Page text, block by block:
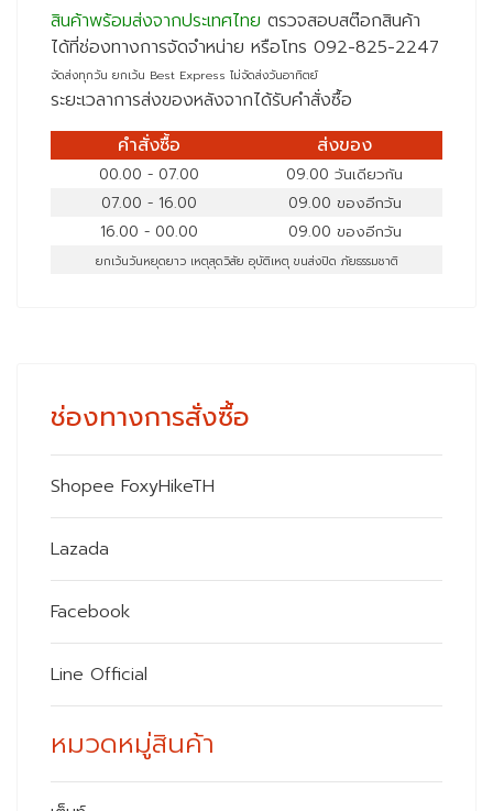
สินค้าพร้อมส่งจากประเทศไทย ตรวจสอบสต๊อกสินค้า
ได้ที่ช่องทางการจัดจำหน่าย หรือโทร 092-825-2247
จัดส่งทุกวัน ยกเว้น Best Express ไม่จัดส่งวันอาทิตย์
ระยะเวลาการส่งของหลังจากได้รับคำสั่งซื้อ
คำสั่งซื้อ
ส่งของ
00.00 - 07.00
09.00 วันเดียวกัน
07.00 - 16.00
09.00 ของอีกวัน
16.00 - 00.00
09.00 ของอีกวัน
ยกเว้นวันหยุดยาว เหตุสุดวิสัย อุบัติเหตุ ขนส่งปิด ภัยธรรมชาติ
ช่องทางการสั่งซื้อ
Shopee FoxyHikeTH
Lazada
Facebook
Line Official
หมวดหมู่สินค้า